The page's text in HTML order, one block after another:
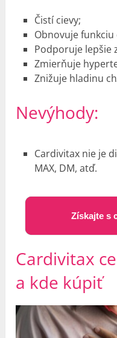
Čistí cievy;
Obnovuje
Podporuje lepšie
Zmierňuje
Znižuje hladinu
Nevýhody:
Cardivitax nie je
MAX, DM, atď.
Získajte s
Cardivitax
a kde kúpiť